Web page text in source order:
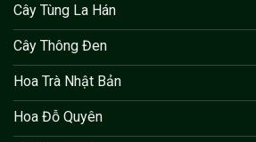
Cây Tùng La Hán
Cây Thông Đen
Hoa Trà Nhật Bản
Hoa Đỗ Quyên